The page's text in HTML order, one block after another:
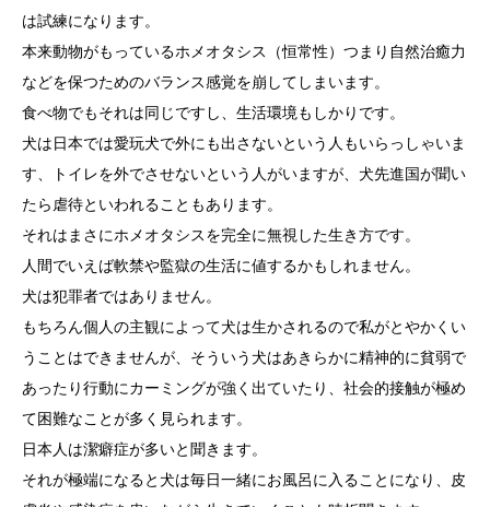
は試練になります。
本来動物がもっているホメオタシス（恒常性）つまり自然治癒力
などを保つためのバランス感覚を崩してしまいます。
食べ物でもそれは同じですし、生活環境もしかりです。
犬は日本では愛玩犬で外にも出さないという人もいらっしゃいま
す、トイレを外でさせないという人がいますが、犬先進国が聞い
たら虐待といわれることもあります。
それはまさにホメオタシスを完全に無視した生き方です。
人間でいえば軟禁や監獄の生活に値するかもしれません。
犬は犯罪者ではありません。
もちろん個人の主観によって犬は生かされるので私がとやかくい
うことはできませんが、そういう犬はあきらかに精神的に貧弱で
あったり行動にカーミングが強く出ていたり、社会的接触が極め
て困難なことが多く見られます。
日本人は潔癖症が多いと聞きます。
それが極端になると犬は毎日一緒にお風呂に入ることになり、皮